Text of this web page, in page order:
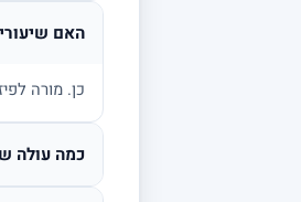
האם
כן. מורה
כמה עולה